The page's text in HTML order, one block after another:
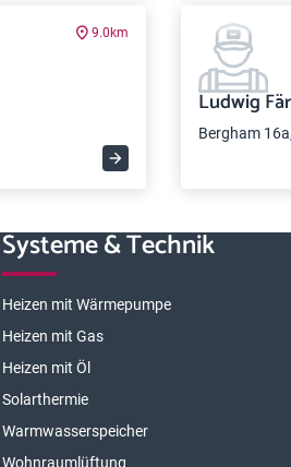
9.0km
Ludwig
Bergham
Systeme & Technik
Heizen mit Wärmepumpe
Heizen mit Gas
Heizen mit Öl
Solarthermie
Warmwasserspeicher
Wohnraumlüftung